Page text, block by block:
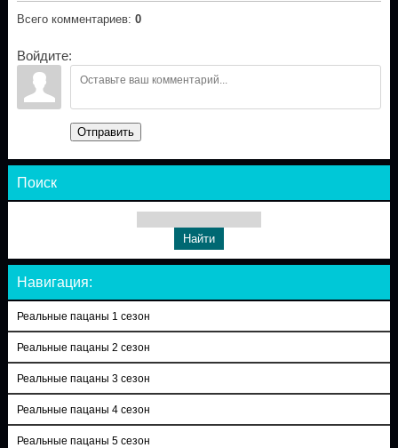
Всего комментариев: 0
Войдите:
Отправить
Поиск
Навигация:
Реальные пацаны 1 сезон
Реальные пацаны 2 сезон
Реальные пацаны 3 сезон
Реальные пацаны 4 сезон
Реальные пацаны 5 сезон